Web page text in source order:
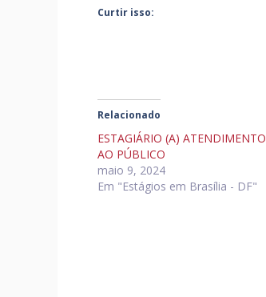
Curtir isso:
Relacionado
ESTAGIÁRIO (A) ATENDIMENTO
AO PÚBLICO
maio 9, 2024
Em "Estágios em Brasília - DF"